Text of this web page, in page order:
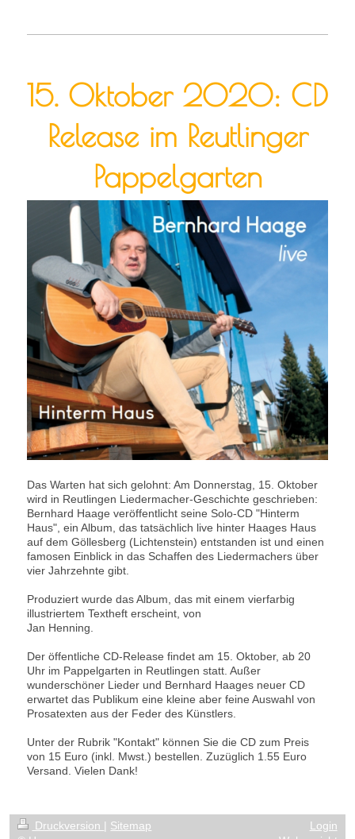
15. Oktober 2020: CD
Release im Reutlinger
Pappelgarten
Das Warten hat sich gelohnt: Am Donnerstag, 15. Oktober
wird in Reutlingen Liedermacher-Geschichte geschrieben:
Bernhard Haage veröffentlicht seine Solo-CD "Hinterm
Haus", ein Album, das tatsächlich live hinter Haages Haus
auf dem Göllesberg (Lichtenstein) entstanden ist und einen
famosen Einblick in das Schaffen des Liedermachers über
vier Jahrzehnte gibt.
Produziert wurde das Album, das mit einem vierfarbig
illustriertem Textheft erscheint, von
Jan Henning.
Der öffentliche CD-Release findet am 15. Oktober, ab 20
Uhr im Pappelgarten in Reutlingen statt. Außer
wunderschöner Lieder und Bernhard Haages neuer CD
erwartet das Publikum eine kleine aber feine Auswahl von
Prosatexten aus der Feder des Künstlers.
Unter der Rubrik "Kontakt" können Sie die CD zum Preis
von 15 Euro (inkl. Mwst.) bestellen. Zuzüglich 1.55 Euro
Versand. Vielen Dank!
Druckversion | Sitemap
Login